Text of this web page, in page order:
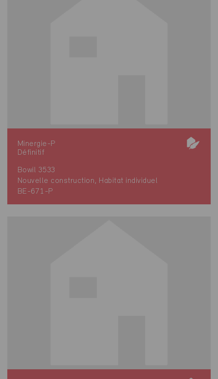
Minergie-P
Définitif
Bowil 3533
Nouvelle construction, Habitat individuel
BE-671-P